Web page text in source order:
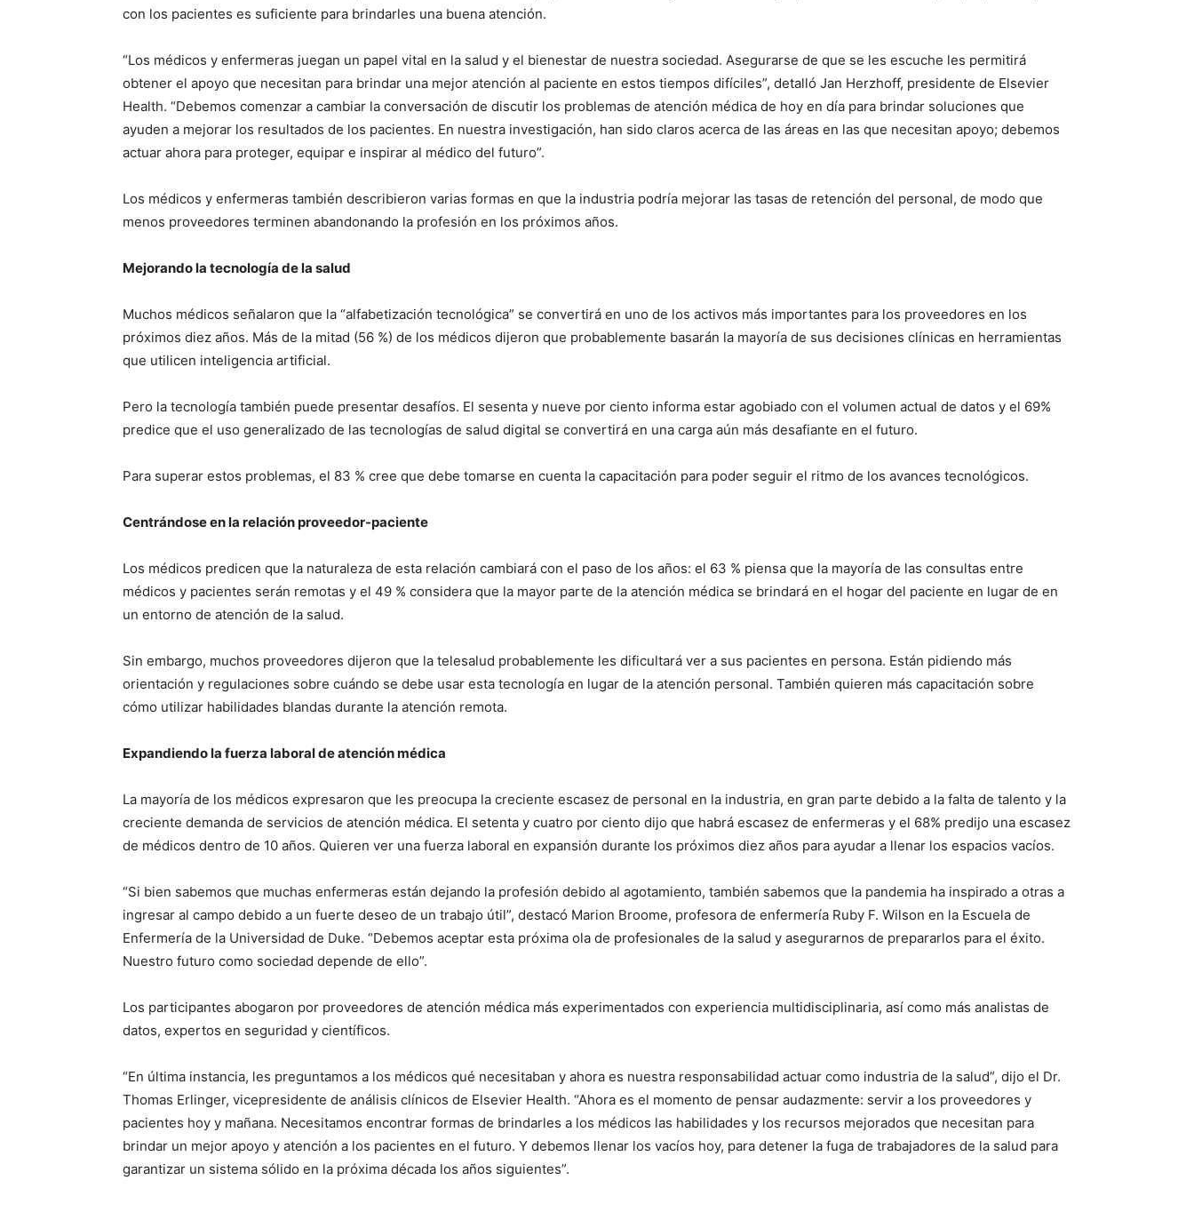
con los pacientes es suficiente para brindarles una buena atención.
“Los médicos y enfermeras juegan un papel vital en la salud y el bienestar de nuestra sociedad. Asegurarse de que se les escuche les permitirá
obtener el apoyo que necesitan para brindar una mejor atención al paciente en estos tiempos difíciles”, detalló Jan Herzhoff, presidente de Elsevier
Health. “Debemos comenzar a cambiar la conversación de discutir los problemas de atención médica de hoy en día para brindar soluciones que
ayuden a mejorar los resultados de los pacientes. En nuestra investigación, han sido claros acerca de las áreas en las que necesitan apoyo; debemos
actuar ahora para proteger, equipar e inspirar al médico del futuro”.
Los médicos y enfermeras también describieron varias formas en que la industria podría mejorar las tasas de retención del personal, de modo que
menos proveedores terminen abandonando la profesión en los próximos años.
Mejorando la tecnología de la salud
Muchos médicos señalaron que la “alfabetización tecnológica” se convertirá en uno de los activos más importantes para los proveedores en los
próximos diez años. Más de la mitad (56 %) de los médicos dijeron que probablemente basarán la mayoría de sus decisiones clínicas en herramientas
que utilicen inteligencia artificial.
Pero la tecnología también puede presentar desafíos. El sesenta y nueve por ciento informa estar agobiado con el volumen actual de datos y el 69%
predice que el uso generalizado de las tecnologías de salud digital se convertirá en una carga aún más desafiante en el futuro.
Para superar estos problemas, el 83 % cree que debe tomarse en cuenta la capacitación para poder seguir el ritmo de los avances tecnológicos.
Centrándose en la relación proveedor-paciente
Los médicos predicen que la naturaleza de esta relación cambiará con el paso de los años: el 63 % piensa que la mayoría de las consultas entre
médicos y pacientes serán remotas y el 49 % considera que la mayor parte de la atención médica se brindará en el hogar del paciente en lugar de en
un entorno de atención de la salud.
Sin embargo, muchos proveedores dijeron que la telesalud probablemente les dificultará ver a sus pacientes en persona. Están pidiendo más
orientación y regulaciones sobre cuándo se debe usar esta tecnología en lugar de la atención personal. También quieren más capacitación sobre
cómo utilizar habilidades blandas durante la atención remota.
Expandiendo la fuerza laboral de atención médica
La mayoría de los médicos expresaron que les preocupa la creciente escasez de personal en la industria, en gran parte debido a la falta de talento y la
creciente demanda de servicios de atención médica. El setenta y cuatro por ciento dijo que habrá escasez de enfermeras y el 68% predijo una escasez
de médicos dentro de 10 años. Quieren ver una fuerza laboral en expansión durante los próximos diez años para ayudar a llenar los espacios vacíos.
“Si bien sabemos que muchas enfermeras están dejando la profesión debido al agotamiento, también sabemos que la pandemia ha inspirado a otras a
ingresar al campo debido a un fuerte deseo de un trabajo útil”, destacó Marion Broome, profesora de enfermería Ruby F. Wilson en la Escuela de
Enfermería de la Universidad de Duke. “Debemos aceptar esta próxima ola de profesionales de la salud y asegurarnos de prepararlos para el éxito.
Nuestro futuro como sociedad depende de ello”.
Los participantes abogaron por proveedores de atención médica más experimentados con experiencia multidisciplinaria, así como más analistas de
datos, expertos en seguridad y científicos.
“En última instancia, les preguntamos a los médicos qué necesitaban y ahora es nuestra responsabilidad actuar como industria de la salud”, dijo el Dr.
Thomas Erlinger, vicepresidente de análisis clínicos de Elsevier Health. “Ahora es el momento de pensar audazmente: servir a los proveedores y
pacientes hoy y mañana. Necesitamos encontrar formas de brindarles a los médicos las habilidades y los recursos mejorados que necesitan para
brindar un mejor apoyo y atención a los pacientes en el futuro. Y debemos llenar los vacíos hoy, para detener la fuga de trabajadores de la salud para
garantizar un sistema sólido en la próxima década los años siguientes”.